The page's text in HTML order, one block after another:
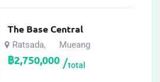
The Base Central
Ratsada, Mueang
฿2,750,000 total